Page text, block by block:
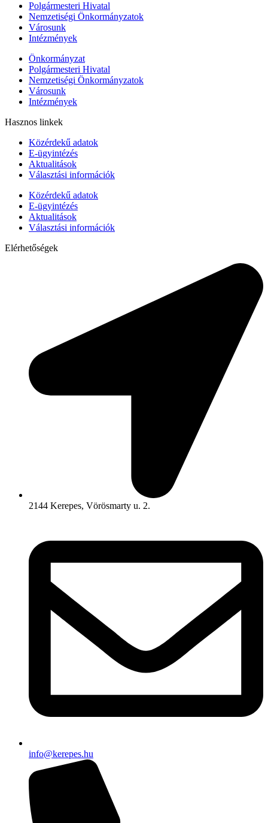
Polgármesteri Hivatal
Nemzetiségi Önkormányzatok
Városunk
Intézmények
Önkormányzat
Polgármesteri Hivatal
Nemzetiségi Önkormányzatok
Városunk
Intézmények
Hasznos linkek
Közérdekű adatok
E-ügyintézés
Aktualitások
Választási információk
Közérdekű adatok
E-ügyintézés
Aktualitások
Választási információk
Elérhetőségek
2144 Kerepes, Vörösmarty u. 2.
info@kerepes.hu